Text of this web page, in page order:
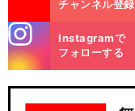
チャンネル登録
m
Instagramで
フォローする